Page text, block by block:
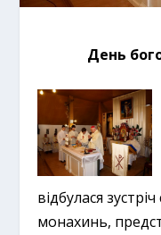
День
відбулася
монахинь,